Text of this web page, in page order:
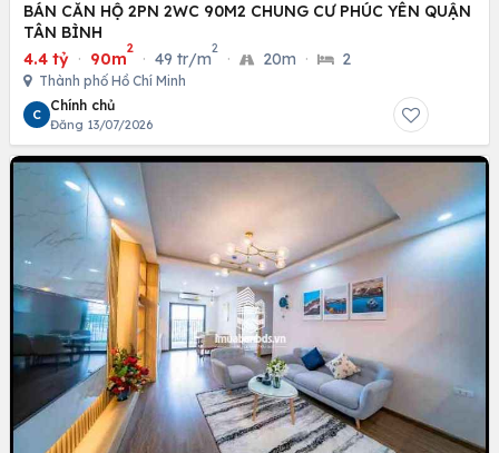
BÁN CĂN HỘ 2PN 2WC 90M2 CHUNG CƯ PHÚC YÊN QUẬN
TÂN BÌNH
4.4 tỷ · 90m
2
· 49 tr/m
2
· 20m · 2
Thành phố Hồ Chí Minh
C
Chính chủ
Đăng 13/07/2026